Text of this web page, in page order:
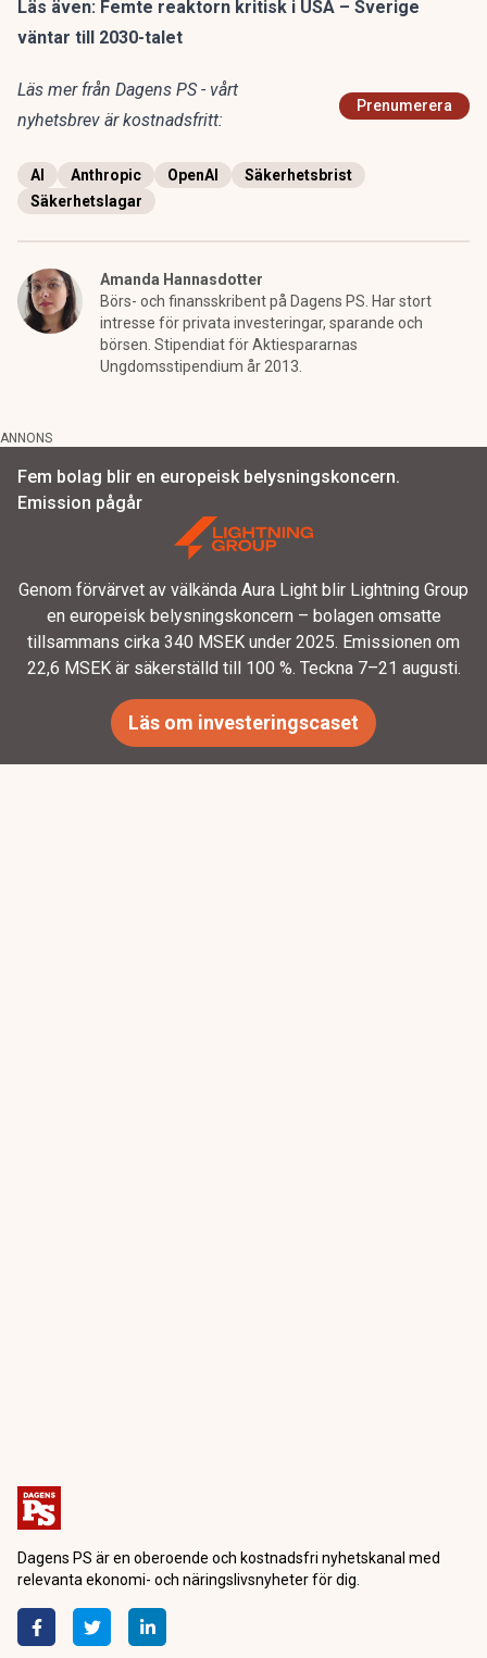
Läs även: Femte reaktorn kritisk i USA – Sverige
väntar till 2030-talet
Läs mer från Dagens PS - vårt
nyhetsbrev är kostnadsfritt:
Prenumerera
AI Anthropic OpenAI
Säkerhetsbrist
Säkerhetslagar
Amanda Hannasdotter
Börs- och finansskribent på Dagens PS. Har stort
intresse för privata investeringar, sparande och
börsen. Stipendiat för Aktiespararnas
Ungdomsstipendium år 2013.
ANNONS
Fem bolag blir en europeisk belysningskoncern.
Emission pågår
Genom förvärvet av välkända Aura Light blir Lightning Group
en europeisk belysningskoncern – bolagen omsatte
tillsammans cirka 340 MSEK under 2025. Emissionen om
22,6 MSEK är säkerställd till 100 %. Teckna 7–21 augusti.
Läs om investeringscaset
Dagens PS är en oberoende och kostnadsfri nyhetskanal med
relevanta ekonomi- och näringslivsnyheter för dig.